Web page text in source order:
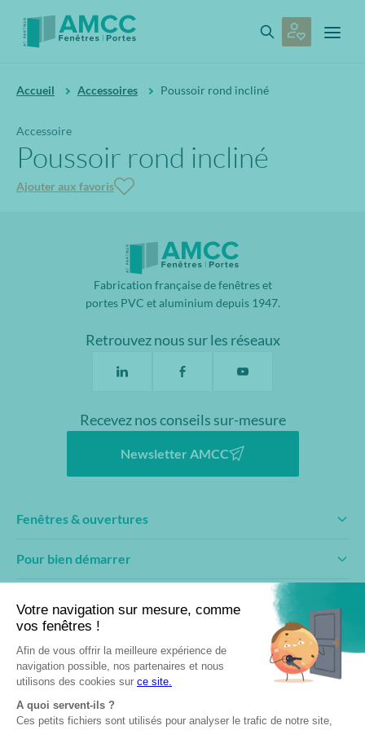
Accueil Accessoires Poussoir rond incliné
Accessoire
Poussoir rond incliné
Ajouter aux favoris
Fabrication française de fenêtres et
portes PVC et aluminium depuis 1947.
Retrouvez nous sur les réseaux
Recevez nos conseils sur-mesure
Newsletter AMCC
Fenêtres & ouvertures
Pour bien démarrer